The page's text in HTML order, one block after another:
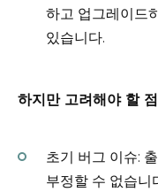
하고 업그레이드
있습니다.
하지만 고려해야 할
초기 버그 이슈:
부정할 수 없습니